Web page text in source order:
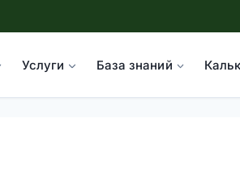
Услуги База знаний